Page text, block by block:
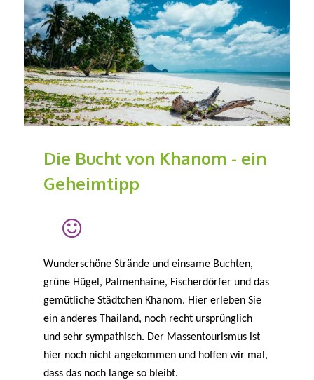
Die Bucht von Khanom - ein
Geheimtipp
Wunderschöne Strände und einsame Buchten,
grüne Hügel, Palmenhaine, Fischerdörfer und das
gemütliche Städtchen Khanom. Hier erleben Sie
ein anderes Thailand, noch recht ursprünglich
und sehr sympathisch. Der Massentourismus ist
hier noch nicht angekommen und hoffen wir mal,
dass das noch lange so bleibt.